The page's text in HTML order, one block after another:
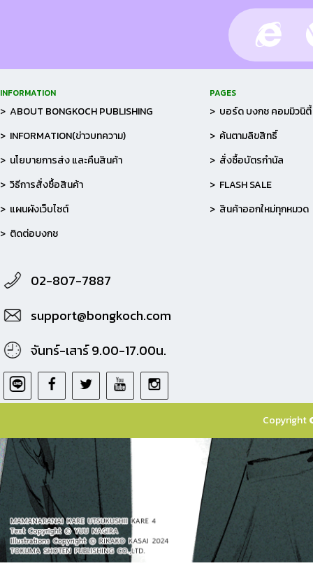
INFORMATION
> ABOUT BONGKOCH PUBLISHING
> INFORMATION(ข่าวบทความ)
> นโยบายการส่ง และคืนสินค้า
> วิธีการสั่งซื้อสินค้า
> แผนผังเว็บไซต์
> ติดต่อบงกช
PAGES
> บอร์ด บงกช คอมมิวนิตี้
> ค้นตามลิขสิทธิ์
> สั่งซื้อบัตรกำนัล
> FLASH SALE
> สินค้าออกใหม่ทุกหมวด
02-807-7887
support@bongkoch.com
จันทร์-เสาร์ 9.00-17.00น.
Copyright